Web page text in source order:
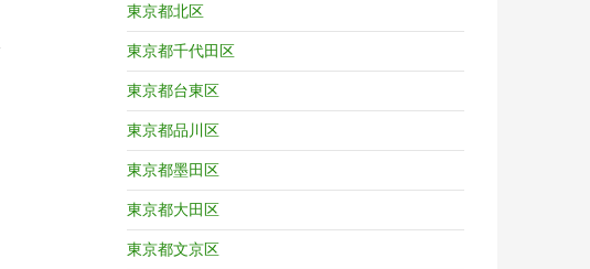
東京都北区
東京都千代田区
東京都台東区
東京都品川区
東京都墨田区
東京都大田区
東京都文京区